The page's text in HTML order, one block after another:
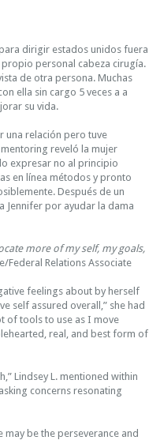
dirigir estados unidos fuera
personal cabeza cirugía.
de otra persona. Muchas
ella sin cargo 5 veces a a
su vida.
una relación pero tuve
reveló la mujer
expresar no al principio
en línea métodos y pronto
Después de un
Jennifer por ayudar la dama
more of my self, my goals,
Federal Relations Associate
feelings about by herself
self assured overall,” she had
of tools to use as I move
real, and best form of
Lindsey L. mentioned within
concerns resonating
may be the perseverance and